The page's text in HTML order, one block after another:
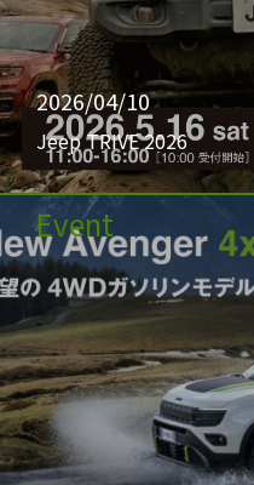
2026/04/10
Jeep TRIVE 2026
Event